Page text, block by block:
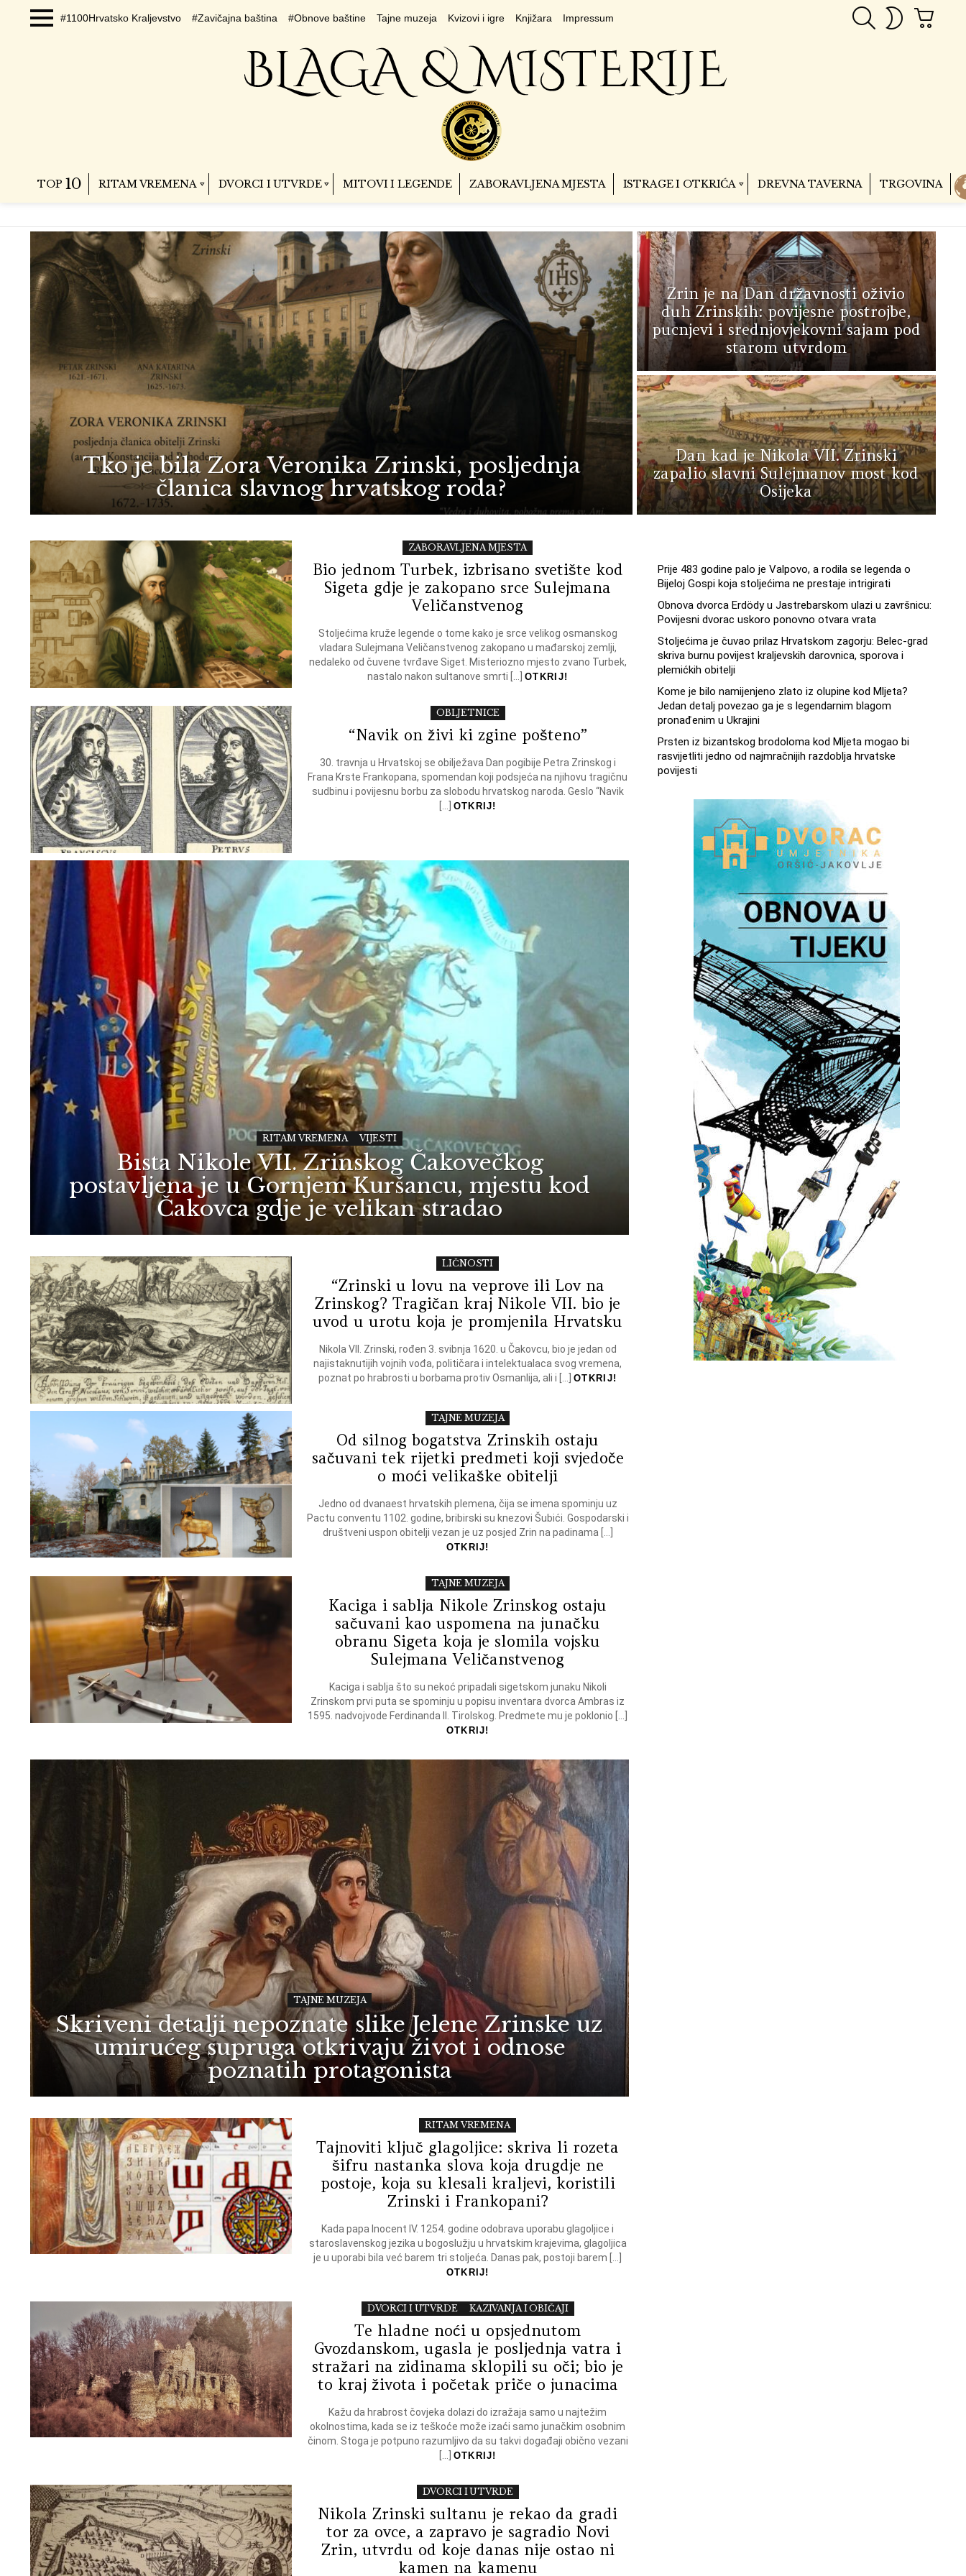
#1100Hrvatsko Kraljevstvo #Zavičajna baština #Obnove baštine Tajne muzeja Kvizovi i igre Knjižara Impressum
PRETRAGASWITCH
SKIN
TOP 10 RITAM VREMENA DVORCI I UTVRDE MITOVI I LEGENDE ZABORAVLJENA MJESTA ISTRAGE I OTKRIĆA DREVNA TAVERNA TRGOVINA
PLEMIĆKA
OBITELJ
ZRINSKI
SUBTERMS
LATEST
STORIES
Tko je bila Zora Veronika Zrinski, posljednja
članica slavnog hrvatskog roda?
Zrin je na Dan državnosti oživio
duh Zrinskih: povijesne postrojbe,
pucnjevi i srednjovjekovni sajam pod
starom utvrdom
Dan kad je Nikola VII. Zrinski
zapalio slavni Sulejmanov most kod
Osijeka
MORE
STORIES
ZABORAVLJENA MJESTA
Bio jednom Turbek, izbrisano svetište kod
Sigeta gdje je zakopano srce Sulejmana
Veličanstvenog
Stoljećima kruže legende o tome kako je srce velikog osmanskog
vladara Sulejmana Veličanstvenog zakopano u mađarskoj zemlji,
nedaleko od čuvene tvrđave Siget. Misteriozno mjesto zvano Turbek,
nastalo nakon sultanove smrti […]OTKRIJ!
OBLJETNICE
“Navik on živi ki zgine pošteno”
30. travnja u Hrvatskoj se obilježava Dan pogibije Petra Zrinskog i
Frana Krste Frankopana, spomendan koji podsjeća na njihovu tragičnu
sudbinu i povijesnu borbu za slobodu hrvatskog naroda. Geslo “Navik
OTKRIJ!
RITAM VREMENA VIJESTI
Bista Nikole VII. Zrinskog Čakovečkog
postavljena je u Gornjem Kuršancu, mjestu kod
Čakovca gdje je velikan stradao
LIČNOSTI
“Zrinski u lovu na veprove ili Lov na
Zrinskog? Tragičan kraj Nikole VII. bio je
uvod u urotu koja je promjenila Hrvatsku
Nikola VII. Zrinski, rođen 3. svibnja 1620. u Čakovcu, bio je jedan od
najistaknutijih vojnih vođa, političara i intelektualaca svog vremena,
poznat po hrabrosti u borbama protiv Osmanlija, ali i […]OTKRIJ!
TAJNE MUZEJA
Od silnog bogatstva Zrinskih ostaju
sačuvani tek rijetki predmeti koji svjedoče
o moći velikaške obitelji
Jedno od dvanaest hrvatskih plemena, čija se imena spominju uz
Pactu conventu 1102. godine, bribirski su knezovi Šubići. Gospodarski i
društveni uspon obitelji vezan je uz posjed Zrin na padinama […]
OTKRIJ!
TAJNE MUZEJA
Kaciga i sablja Nikole Zrinskog ostaju
sačuvani kao uspomena na junačku
obranu Sigeta koja je slomila vojsku
Sulejmana Veličanstvenog
Kaciga i sablja što su nekoć pripadali sigetskom junaku Nikoli
Zrinskom prvi puta se spominju u popisu inventara dvorca Ambras iz
1595. nadvojvode Ferdinanda II. Tirolskog. Predmete mu je poklonio […]
OTKRIJ!
TAJNE MUZEJA
Skriveni detalji nepoznate slike Jelene Zrinske uz
umirućeg supruga otkrivaju život i odnose
poznatih protagonista
RITAM VREMENA
Tajnoviti ključ glagoljice: skriva li rozeta
šifru nastanka slova koja drugdje ne
postoje, koja su klesali kraljevi, koristili
Zrinski i Frankopani?
Kada papa Inocent IV. 1254. godine odobrava uporabu glagoljice i
staroslavenskog jezika u bogoslužju u hrvatskim krajevima, glagoljica
je u uporabi bila već barem tri stoljeća. Danas pak, postoji barem […]
OTKRIJ!
DVORCI I UTVRDE KAZIVANJA I OBIČAJI
Te hladne noći u opsjednutom
Gvozdanskom, ugasla je posljednja vatra i
stražari na zidinama sklopili su oči; bio je
to kraj života i početak priče o junacima
Kažu da hrabrost čovjeka dolazi do izražaja samo u najtežim
okolnostima, kada se iz teškoće može izaći samo junačkim osobnim
činom. Stoga je potpuno razumljivo da su takvi događaji obično vezani
OTKRIJ!
DVORCI I UTVRDE
Nikola Zrinski sultanu je rekao da gradi
tor za ovce, a zapravo je sagradio Novi
Zrin, utvrdu od koje danas nije ostao ni
kamen na kamenu
Prije 483 godine palo je Valpovo, a rodila se legenda o
Bijeloj Gospi koja stoljećima ne prestaje intrigirati
Obnova dvorca Erdödy u Jastrebarskom ulazi u završnicu:
Povijesni dvorac uskoro ponovno otvara vrata
Stoljećima je čuvao prilaz Hrvatskom zagorju: Belec-grad
skriva burnu povijest kraljevskih darovnica, sporova i
plemićkih obitelji
Kome je bilo namijenjeno zlato iz olupine kod Mljeta?
Jedan detalj povezao ga je s legendarnim blagom
pronađenim u Ukrajini
Prsten iz bizantskog brodoloma kod Mljeta mogao bi
rasvijetliti jedno od najmračnijih razdoblja hrvatske
povijesti